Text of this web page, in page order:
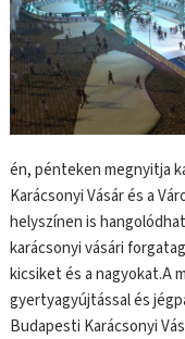
én, pénteken megnyitja
Karácsonyi Vásár és a
helyszínen is
karácsonyi vásári
kicsiket és a nagyokat.A
gyertyagyújtással és
Budapesti Karácsonyi